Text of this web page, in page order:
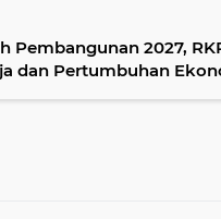
Pembangunan 2027,
dan Pertumbuhan